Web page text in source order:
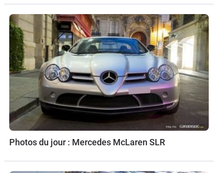
Photos du jour : Mercedes McLaren SLR